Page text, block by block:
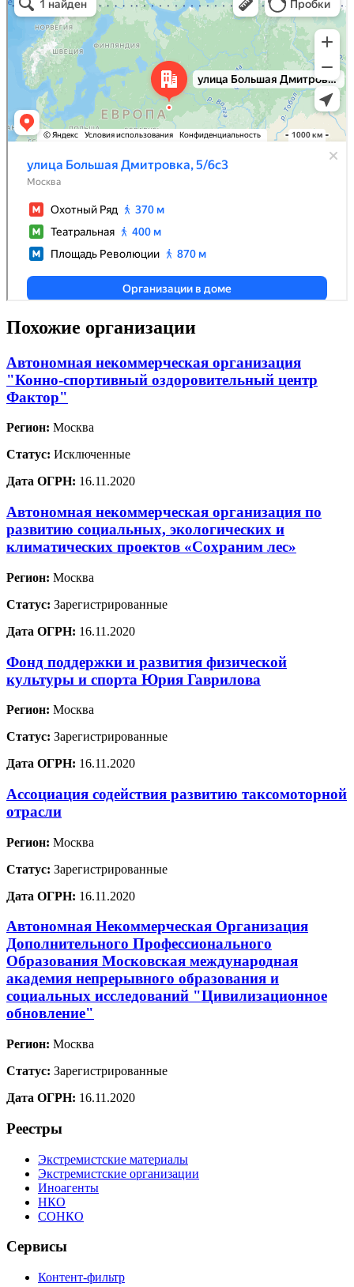
Похожие организации
Автономная некоммерческая организация
"Конно-спортивный оздоровительный центр
Фактор"
Регион: Москва
Статус: Исключенные
Дата ОГРН: 16.11.2020
Автономная некоммерческая организация по
развитию социальных, экологических и
климатических проектов «Сохраним лес»
Регион: Москва
Статус: Зарегистрированные
Дата ОГРН: 16.11.2020
Фонд поддержки и развития физической
культуры и спорта Юрия Гаврилова
Регион: Москва
Статус: Зарегистрированные
Дата ОГРН: 16.11.2020
Ассоциация содействия развитию таксомоторной
отрасли
Регион: Москва
Статус: Зарегистрированные
Дата ОГРН: 16.11.2020
Автономная Некоммерческая Организация
Дополнительного Профессионального
Образования Московская международная
академия непрерывного образования и
социальных исследований "Цивилизационное
обновление"
Регион: Москва
Статус: Зарегистрированные
Дата ОГРН: 16.11.2020
Реестры
Экстремистские материалы
Экстремистские организации
Иноагенты
НКО
СОНКО
Сервисы
Контент-фильтр